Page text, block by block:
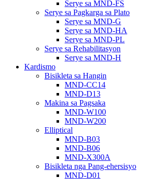
Serye sa MND-FS
Serye sa Pagkarga sa Plato
Serye sa MND-G
Serye sa MND-HA
Serye sa MND-PL
Serye sa Rehabilitasyon
Serye sa MND-H
Kardismo
Bisikleta sa Hangin
MND-CC14
MND-D13
Makina sa Pagsaka
MND-W100
MND-W200
Elliptical
MND-B03
MND-B06
MND-X300A
Bisikleta nga Pang-ehersisyo
MND-D01